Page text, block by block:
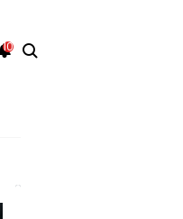
10